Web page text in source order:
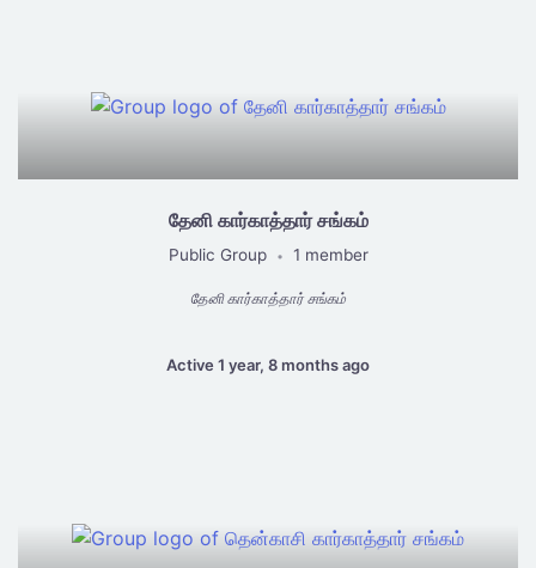
தேனி கார்காத்தார் சங்கம்
Public Group • 1 member
தேனி கார்காத்தார் சங்கம்
Active 1 year, 8 months ago